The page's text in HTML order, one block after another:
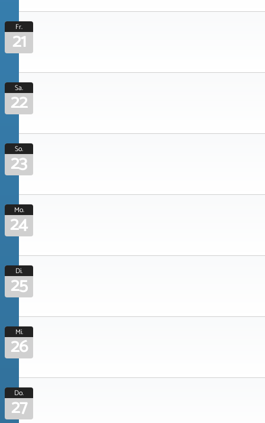
Fr.
21
Sa.
22
So.
23
Mo.
24
Di.
25
Mi.
26
Do.
27